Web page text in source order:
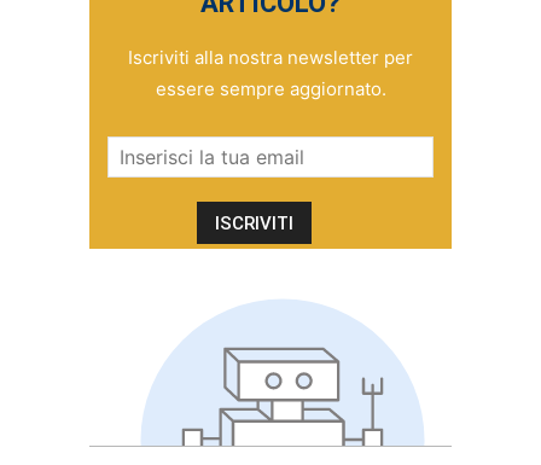
Iscriviti alla nostra newsletter per
essere sempre aggiornato.